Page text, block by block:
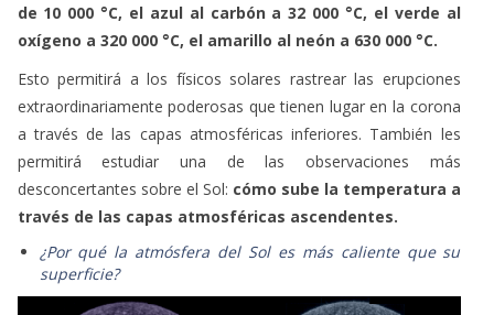
de 10 000 °C, el azul al carbón a 32 000 °C, el verde al
oxígeno a 320 000 °C, el amarillo al neón a 630 000 °C.
Esto permitirá a los físicos solares rastrear las erupciones
extraordinariamente poderosas que tienen lugar en la corona
a través de las capas atmosféricas inferiores. También les
permitirá estudiar una de las observaciones más
desconcertantes sobre el Sol: cómo sube la temperatura a
través de las capas atmosféricas ascendentes.
¿Por qué la atmósfera del Sol es más caliente que su
superficie?